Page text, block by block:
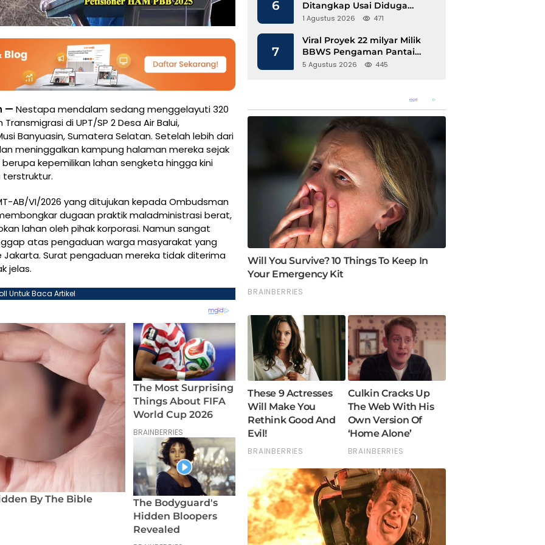
— Nestapa mendalam sedang menggelayuti 320
di UPT/SP 2 Desa Air Balui,
Banyuasin, Sumatera Selatan. Setelah lebih dari
meninggalkan kampung halaman mereka sejak
berupa kepemilikan lahan sengketa hingga kini
AB/VI/2026 yang ditujukan kepada Ombudsman
dugaan praktik maladministrasi berat,
lahan oleh pihak korporasi. Namun sangat
atas pengaduan warga masyarakat yang
Jakarta. Surat pengaduan mereka tidak diterima
jelas.
Untuk Baca Artikel
6
Ditangkap Usai Diduga
Hamili Anak di Bawah Umur
1 Agustus 2026 471
7
Viral Proyek 22 milyar Milik
BBWS Pengaman Pantai
Pesisir Barat Diduga
5 Agustus 2026 445